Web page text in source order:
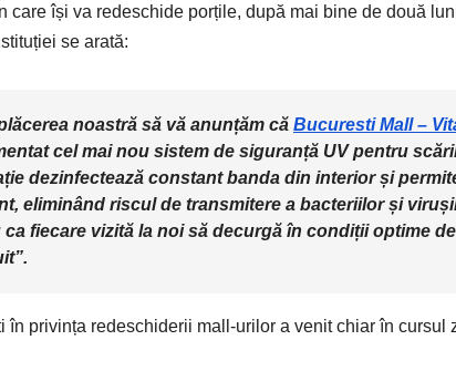
care își va redeschide porțile, după mai bine de două
se arată:
noastră să vă anunțăm că Bucuresti Mall –
cel mai nou sistem de siguranță UV pentru
dezinfectează constant banda din interior și
eliminând riscul de transmitere a bacteriilor și
ca fiecare vizită la noi să decurgă în condiții optime
în privința redeschiderii mall-urilor a venit chiar în cursul